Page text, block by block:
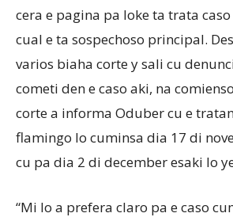
cera e pagina pa loke ta trata
cual e ta sospechoso principal.
varios biaha corte y sali cu
cometi den e caso aki, na
corte a informa Oduber cu e
flamingo lo cuminsa dia 17 di
cu pa dia 2 di december esaki lo
“Mi lo a prefera claro pa e caso